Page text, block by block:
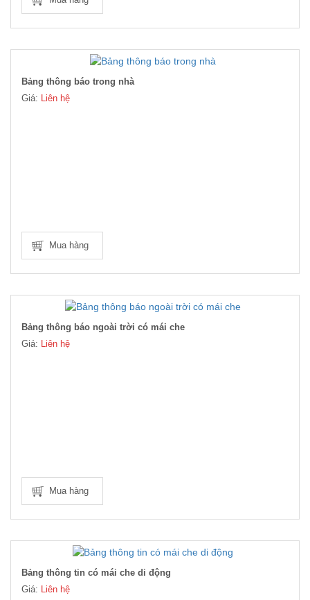
Bảng thông báo trong nhà
Giá: Liên hệ
Mua hàng
Bảng thông báo ngoài trời có mái che
Giá: Liên hệ
Mua hàng
Bảng thông tin có mái che di động
Giá: Liên hệ